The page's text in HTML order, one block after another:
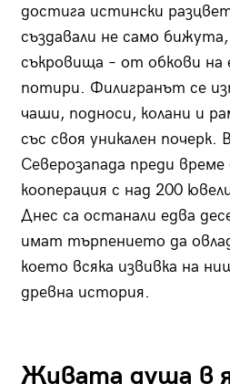
достига истински
създавали не само
съкровища – от обкови на
потири. Филигранът се
чаши, подноси, колани и
със своя уникален почерк.
Северозапада преди
кооперация с над 200
Днес са останали едва
имат търпението да
което всяка извивка на
древна история.
Живата душа в